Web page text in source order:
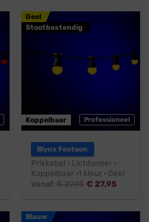
Geel
Stootbestendig
Professioneel
Koppelbaar
Blynx Festoon
Prikkabel · Lichtsnoer ·
Koppelbaar ·1 kleur · Geel
Vanaf:€29,95 € 27,95
Blauw